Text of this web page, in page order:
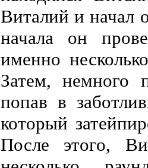
Виталий и начал
начала он
именно
Затем, немного
попав в
который
После этого,